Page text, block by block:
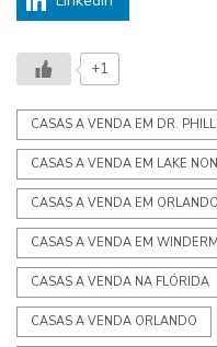
+1
CASAS A VENDA EM DR.
CASAS A VENDA EM LAKE
CASAS A VENDA EM ORLANDO
CASAS A VENDA EM
CASAS A VENDA NA FLÓRIDA
CASAS A VENDA ORLANDO